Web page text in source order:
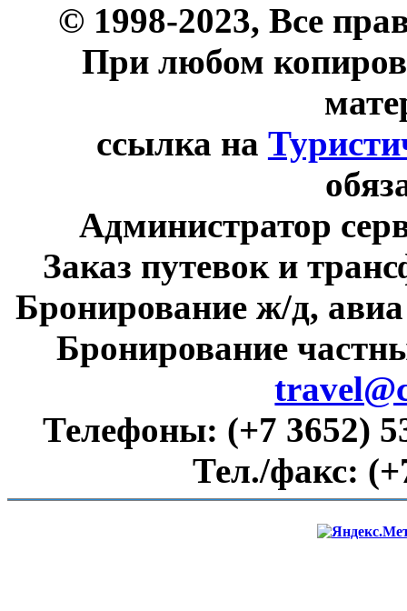
© 1998-2023, Все
При любом
ссылка на
Администратор
Заказ путевок и
Бронирование ж/д,
Бронирование
Телефоны: (+7 3652)
Тел./факс: